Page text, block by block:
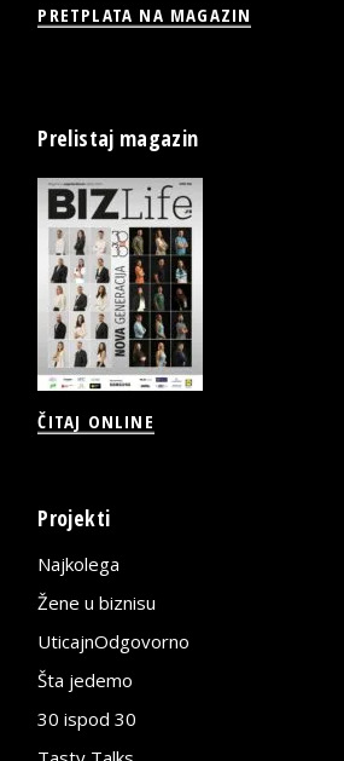
PRETPLATA NA MAGAZIN
Prelistaj magazin
ČITAJ ONLINE
Projekti
Najkolega
Žene u biznisu
UticajnOdgovorno
Šta jedemo
30 ispod 30